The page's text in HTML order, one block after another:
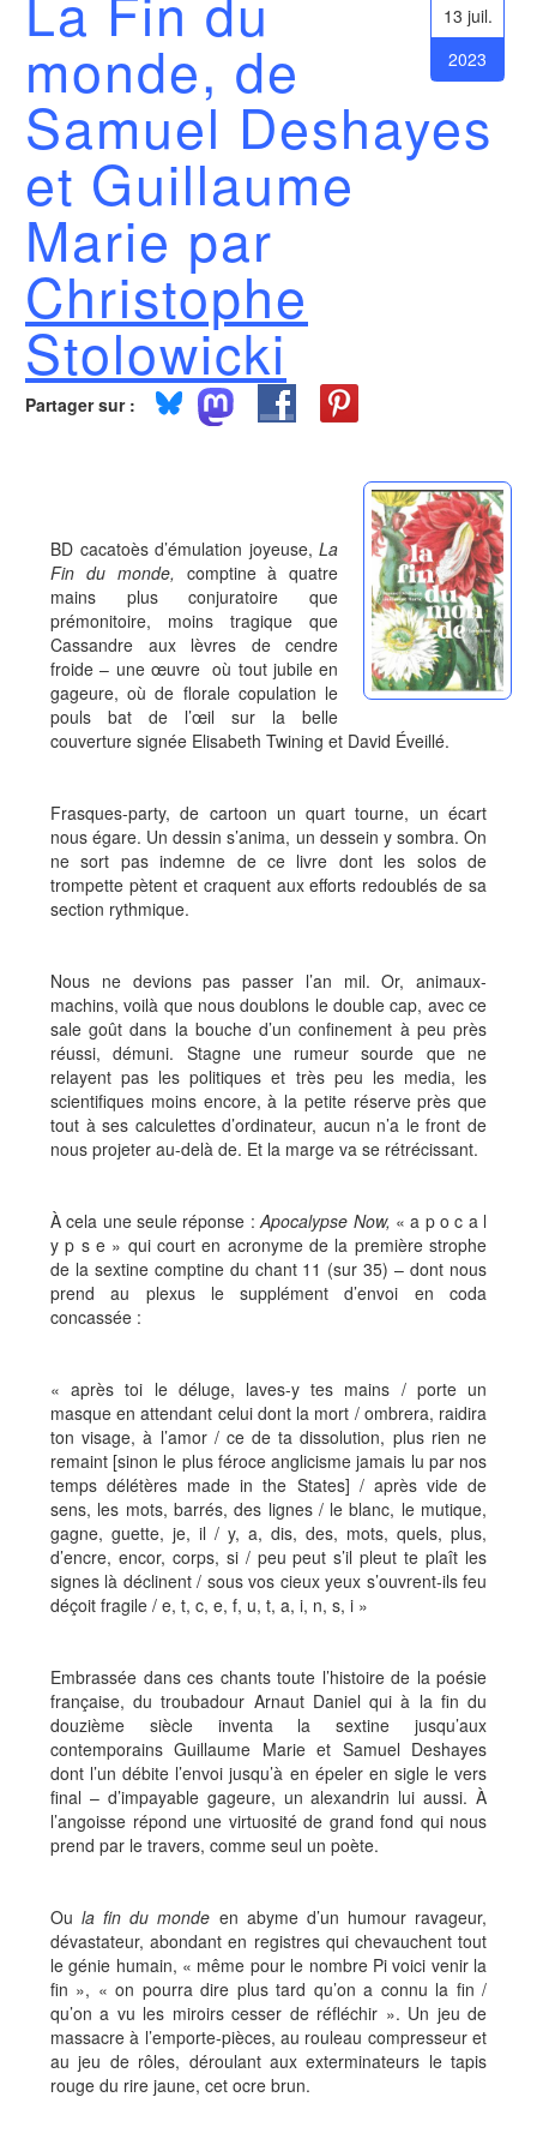
13 juil.
2023
monde, de
Samuel Deshayes
et Guillaume
Marie par
Christophe
Stolowicki
Partager sur :
BD cacatoès d’émulation joyeuse,La
Fin du monde, comptine à quatre
mains plus conjuratoire que
prémonitoire, moins tragique que
Cassandre aux lèvres de cendre
froide – une œuvre où tout jubile en
gageure, où de florale copulation le
pouls bat de l’œil sur la belle
couverture signée Elisabeth Twining et David Éveillé.
Frasques-party, de cartoon un quart tourne, un écart
nous égare. Un dessin s’anima, un dessein y sombra. On
ne sort pas indemne de ce livre dont les solos de
trompette pètent et craquent aux efforts redoublés de sa
section rythmique.
Nous ne devions pas passer l’an mil. Or, animaux-
machins, voilà que nous doublons le double cap, avec ce
sale goût dans la bouche d’un confinement à peu près
réussi, démuni. Stagne une rumeur sourde que ne
relayent pas les politiques et très peu les media, les
scientifiques moins encore, à la petite réserve près que
tout à ses calculettes d’ordinateur, aucun n’a le front de
nous projeter au-delà de. Et la marge va se rétrécissant.
À cela une seule réponse :Apocalypse Now, « a p o c a l
y p s e » qui court en acronyme de la première strophe
de la sextine comptine du chant 11 (sur 35) – dont nous
prend au plexus le supplément d’envoi en coda
concassée :
« après toi le déluge, laves-y tes mains / porte un
masque en attendant celui dont la mort / ombrera, raidira
ton visage, à l’amor / ce de ta dissolution, plus rien ne
remaint [sinon le plus féroce anglicisme jamais lu par nos
temps délétères made in the States] / après vide de
sens, les mots, barrés, des lignes / le blanc, le mutique,
gagne, guette, je, il / y, a, dis, des, mots, quels, plus,
d’encre, encor, corps, si / peu peut s’il pleut te plaît les
signes là déclinent / sous vos cieux yeux s’ouvrent-ils feu
déçoit fragile / e, t, c, e, f, u, t, a, i, n, s, i »
Embrassée dans ces chants toute l’histoire de la poésie
française, du troubadour Arnaut Daniel qui à la fin du
douzième siècle inventa la sextine jusqu’aux
contemporains Guillaume Marie et Samuel Deshayes
dont l’un débite l’envoi jusqu’à en épeler en sigle le vers
final – d’impayable gageure, un alexandrin lui aussi. À
l’angoisse répond une virtuosité de grand fond qui nous
prend par le travers, comme seul un poète.
Oula fin du monde en abyme d’un humour ravageur,
dévastateur, abondant en registres qui chevauchent tout
le génie humain, « même pour le nombre Pi voici venir la
fin », « on pourra dire plus tard qu’on a connu la fin /
qu’on a vu les miroirs cesser de réfléchir ». Un jeu de
massacre à l’emporte-pièces, au rouleau compresseur et
au jeu de rôles, déroulant aux exterminateurs le tapis
rouge du rire jaune, cet ocre brun.